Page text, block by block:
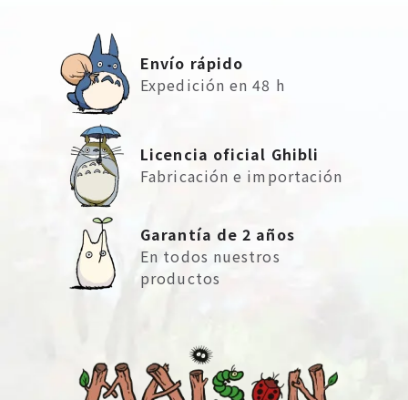
Envío rápido
Expedición en 48 h
Licencia oficial Ghibli
Fabricación e importación
Garantía de 2 años
En todos nuestros
productos